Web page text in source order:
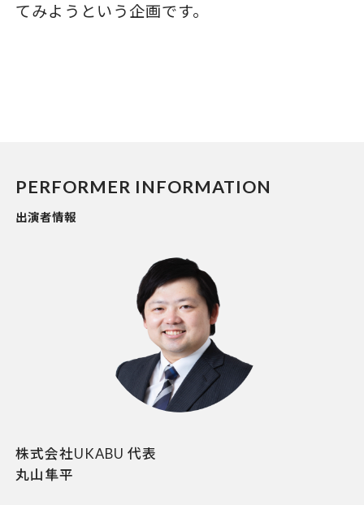
てみようという企画です。
PERFORMER INFORMATION
出演者情報
株式会社UKABU 代表
丸山隼平